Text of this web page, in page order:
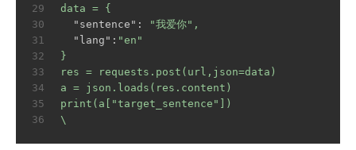
29
30
31
32
33
34
35
36
data = {
  "sentence":
"我爱你" ,
  "lang":
"en"
}
res =
requests.post(url,json=data)
a = json.loads(res.content)
print(a["target_sentence"])
\